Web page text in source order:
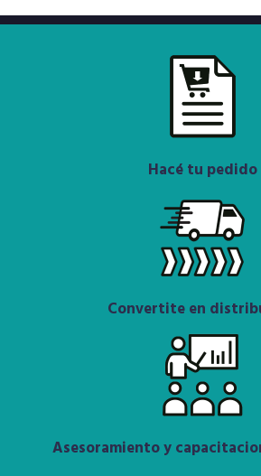
Hacé tu pedido
Convertite en
Asesoramiento y